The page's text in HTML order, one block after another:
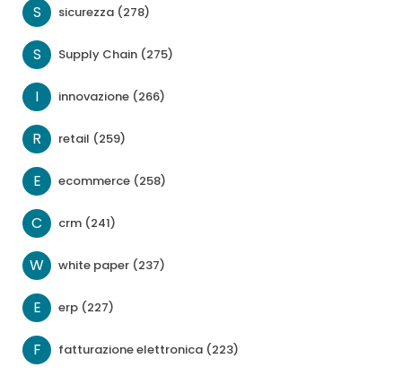
S sicurezza (278)
S Supply Chain (275)
I innovazione (266)
R retail (259)
E ecommerce (258)
C crm (241)
W white paper (237)
E erp (227)
F fatturazione elettronica (223)